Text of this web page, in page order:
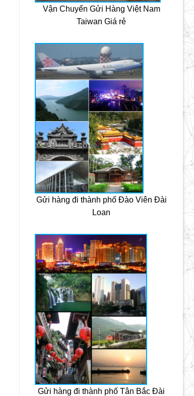
Vận Chuyển Gửi Hàng Việt Nam
Taiwan Giá rẻ
Gửi hàng đi thành phố Đào Viên Đài
Loan
Gửi hàng đi thành phố Tân Bắc Đài